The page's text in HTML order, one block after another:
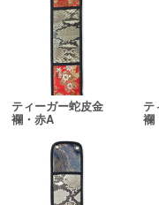
ティーガー蛇皮金
襴・赤A
テ
襴